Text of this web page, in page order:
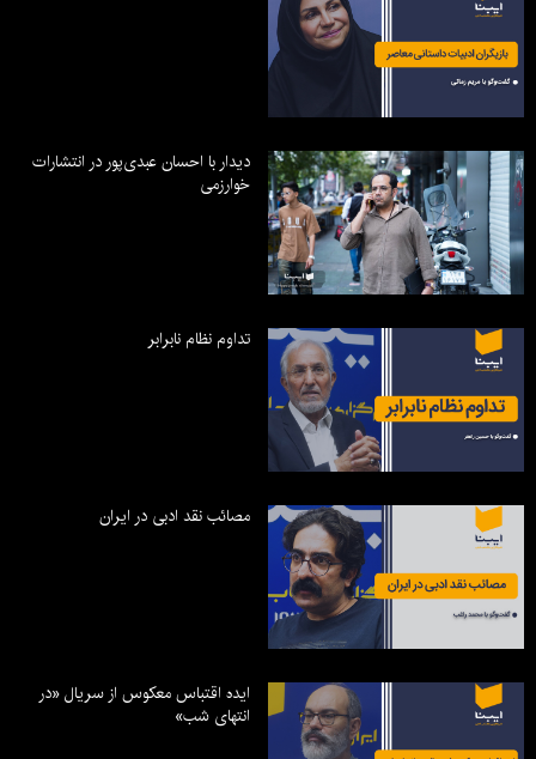
دیدار با احسان عبدی‌پور در انتشارات
خوارزمی
تداوم نظام نابرابر
مصائب نقد ادبی در ایران
ایده اقتباس معکوس از سریال «در
انتهای شب»